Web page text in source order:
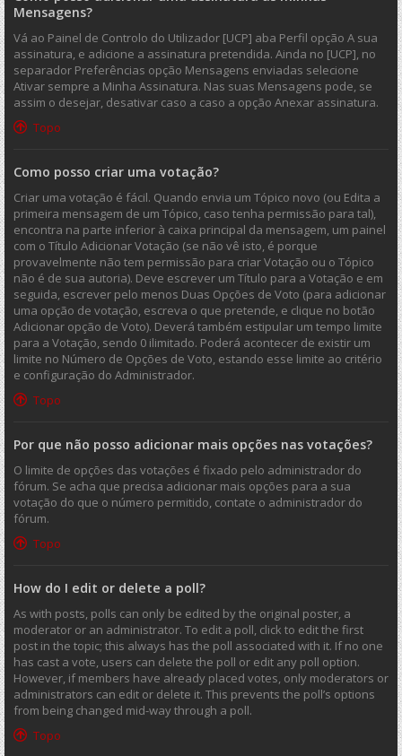
Mensagens?
Vá ao Painel de Controlo do Utilizador [UCP] aba Perfil opção A sua
assinatura, e adicione a assinatura pretendida. Ainda no [UCP], no
separador Preferências opção Mensagens enviadas selecione
Ativar sempre a Minha Assinatura. Nas suas Mensagens pode, se
assim o desejar, desativar caso a caso a opção Anexar assinatura.
Topo
Como posso criar uma votação?
Criar uma votação é fácil. Quando envia um Tópico novo (ou Edita a
primeira mensagem de um Tópico, caso tenha permissão para tal),
encontra na parte inferior à caixa principal da mensagem, um painel
com o Título Adicionar Votação (se não vê isto, é porque
provavelmente não tem permissão para criar Votação ou o Tópico
não é de sua autoria). Deve escrever um Título para a Votação e em
seguida, escrever pelo menos Duas Opções de Voto (para adicionar
uma opção de votação, escreva o que pretende, e clique no botão
Adicionar opção de Voto). Deverá também estipular um tempo limite
para a Votação, sendo 0 ilimitado. Poderá acontecer de existir um
limite no Número de Opções de Voto, estando esse limite ao critério
e configuração do Administrador.
Topo
Por que não posso adicionar mais opções nas votações?
O limite de opções das votações é fixado pelo administrador do
fórum. Se acha que precisa adicionar mais opções para a sua
votação do que o número permitido, contate o administrador do
fórum.
Topo
How do I edit or delete a poll?
As with posts, polls can only be edited by the original poster, a
moderator or an administrator. To edit a poll, click to edit the first
post in the topic; this always has the poll associated with it. If no one
has cast a vote, users can delete the poll or edit any poll option.
However, if members have already placed votes, only moderators or
administrators can edit or delete it. This prevents the poll’s options
from being changed mid-way through a poll.
Topo